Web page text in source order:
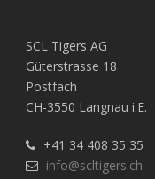
SCL Tigers AG
Güterstrasse 18
Postfach
CH-3550 Langnau i.E.
+41 34 408 35 35
info@scltigers.ch